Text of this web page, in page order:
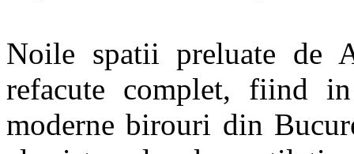
Noile spatii preluate de
refacute complet, fiind
moderne birouri din